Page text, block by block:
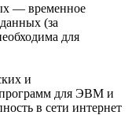
— временное
(за
для
и
для ЭВМ и
в сети интернет